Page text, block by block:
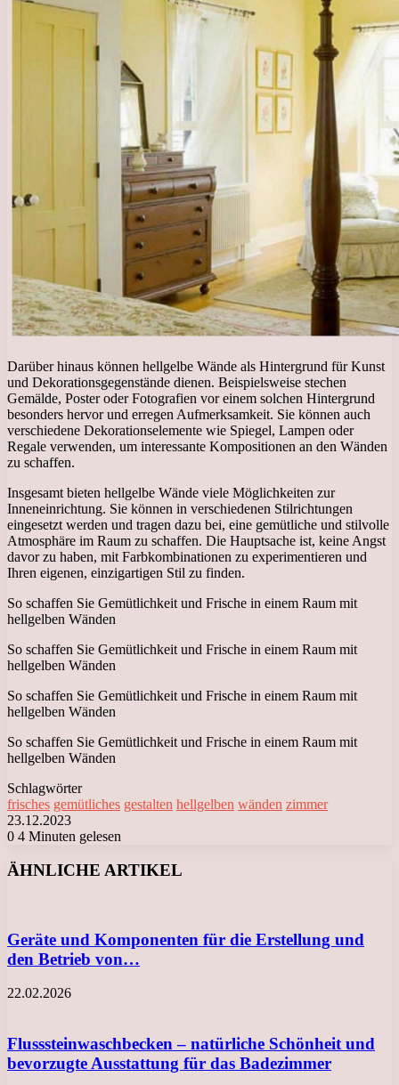
Darüber hinaus können hellgelbe Wände als Hintergrund für Kunst
und Dekorationsgegenstände dienen. Beispielsweise stechen
Gemälde, Poster oder Fotografien vor einem solchen Hintergrund
besonders hervor und erregen Aufmerksamkeit. Sie können auch
verschiedene Dekorationselemente wie Spiegel, Lampen oder
Regale verwenden, um interessante Kompositionen an den Wänden
zu schaffen.
Insgesamt bieten hellgelbe Wände viele Möglichkeiten zur
Inneneinrichtung. Sie können in verschiedenen Stilrichtungen
eingesetzt werden und tragen dazu bei, eine gemütliche und stilvolle
Atmosphäre im Raum zu schaffen. Die Hauptsache ist, keine Angst
davor zu haben, mit Farbkombinationen zu experimentieren und
Ihren eigenen, einzigartigen Stil zu finden.
So schaffen Sie Gemütlichkeit und Frische in einem Raum mit
hellgelben Wänden
So schaffen Sie Gemütlichkeit und Frische in einem Raum mit
hellgelben Wänden
So schaffen Sie Gemütlichkeit und Frische in einem Raum mit
hellgelben Wänden
So schaffen Sie Gemütlichkeit und Frische in einem Raum mit
hellgelben Wänden
Schlagwörter
frisches gemütliches gestalten hellgelben wänden zimmer
23.12.2023
0 4 Minuten gelesen
ÄHNLICHE ARTIKEL
Geräte und Komponenten für die Erstellung und
den Betrieb von…
22.02.2026
Flusssteinwaschbecken – natürliche Schönheit und
bevorzugte Ausstattung für das Badezimmer